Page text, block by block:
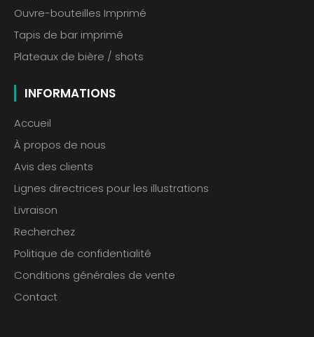
Ouvre-bouteilles Imprimé
Tapis de bar imprimé
Plateaux de bière / shots
INFORMATIONS
Accueil
À propos de nous
Avis des clients
Lignes directrices pour les illustrations
Livraison
Recherchez
Politique de confidentialité
Conditions générales de vente
Contact